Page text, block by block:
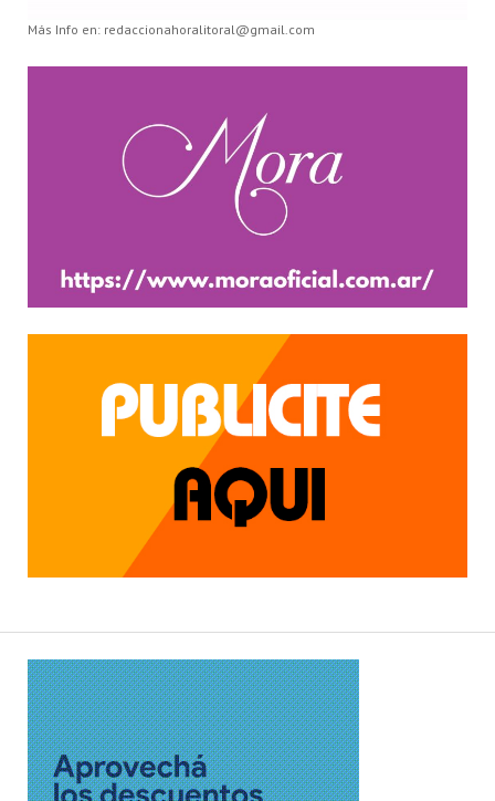
Más Info en: redaccionahoralitoral@gmail.com